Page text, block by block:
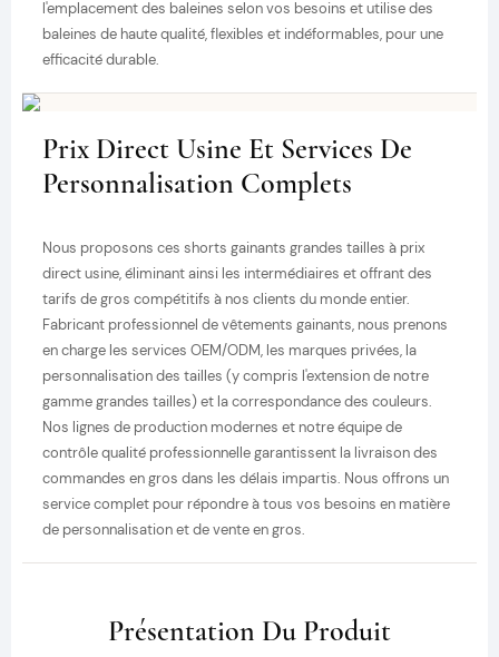
l'emplacement des baleines selon vos besoins et utilise des
baleines de haute qualité, flexibles et indéformables, pour une
efficacité durable.
Prix ​​direct Usine Et Services De
Personnalisation Complets
Nous proposons ces shorts gainants grandes tailles à prix
direct usine, éliminant ainsi les intermédiaires et offrant des
tarifs de gros compétitifs à nos clients du monde entier.
Fabricant professionnel de vêtements gainants, nous prenons
en charge les services OEM/ODM, les marques privées, la
personnalisation des tailles (y compris l'extension de notre
gamme grandes tailles) et la correspondance des couleurs.
Nos lignes de production modernes et notre équipe de
contrôle qualité professionnelle garantissent la livraison des
commandes en gros dans les délais impartis. Nous offrons un
service complet pour répondre à tous vos besoins en matière
de personnalisation et de vente en gros.
Présentation Du Produit